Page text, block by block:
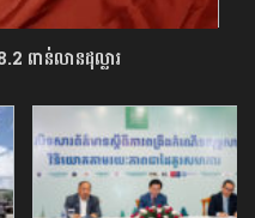
ពាន់លានដុល្លារ